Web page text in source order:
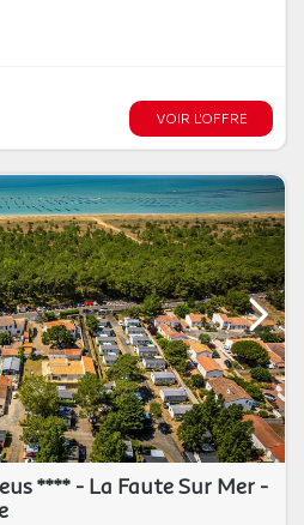
VOIR L'OFFRE
**** - La Faute Sur Mer -